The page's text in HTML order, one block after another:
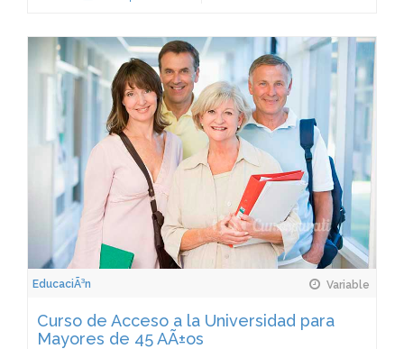
EducaciÃ³n Variable
Curso de Acceso a la Universidad para
Mayores de 45 AÃ±os